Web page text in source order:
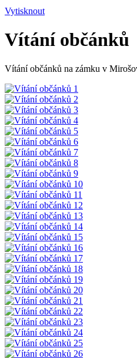
Vytisknout
Vítání občánků
Vítání občánků na zámku v